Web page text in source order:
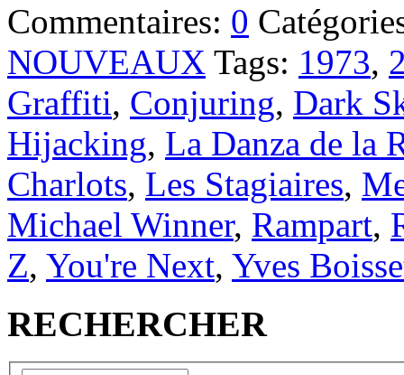
Commentaires: 0
NOUVEAUX Tags: 1973,
Graffiti, Conjuring, Dark
Hijacking, La Danza de la
Charlots, Les Stagiaires,
Michael Winner, Rampart,
Z, You're Next, Yves
RECHERCHER